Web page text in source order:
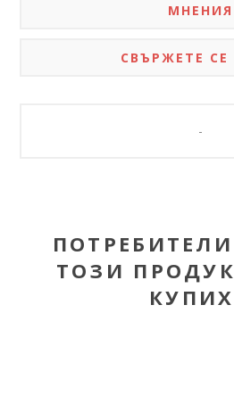
МНЕНИЯ
СВЪРЖЕТЕ СЕ
-
ТОЗИ